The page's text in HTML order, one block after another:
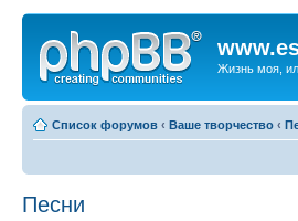
Жизнь моя,
Список форумов ‹ Ваше творчество ‹
Песни